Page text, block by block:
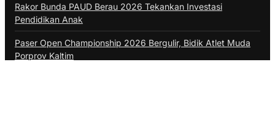
Rakor Bunda PAUD Berau 2026 Tekankan Investasi
Pendidikan Anak
Paser Open Championship 2026 Bergulir, Bidik Atlet Muda
Porprov Kaltim